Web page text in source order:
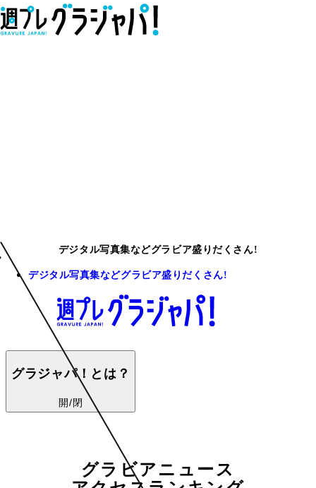
デジタル写真集などグラビア盛りだくさん!
デジタル写真集などグラビア盛りだくさん!
グラジャパ！とは？
開/閉
グラビアニュース